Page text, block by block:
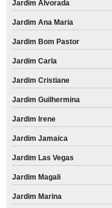
Jardim Alvorada
Jardim Ana Maria
Jardim Bom Pastor
Jardim Carla
Jardim Cristiane
Jardim Guilhermina
Jardim Irene
Jardim Jamaica
Jardim Las Vegas
Jardim Magali
Jardim Marina